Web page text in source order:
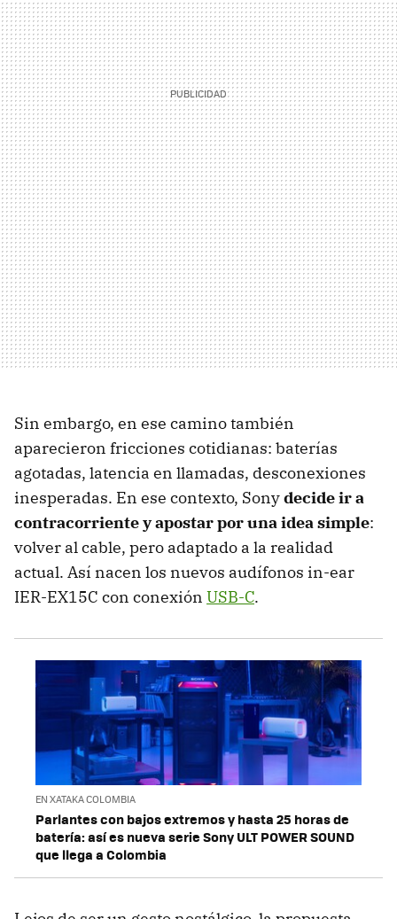
Sin embargo, en ese camino también
aparecieron fricciones cotidianas: baterías
agotadas, latencia en llamadas, desconexiones
inesperadas. En ese contexto, Sonydecide ir a
contracorriente y apostar por una idea simple:
volver al cable, pero adaptado a la realidad
actual. Así nacen los nuevos audífonos in-ear
IER-EX15C con conexión USB-C.
EN XATAKA COLOMBIA
Parlantes con bajos extremos y hasta 25 horas de
batería: así es nueva serie Sony ULT POWER SOUND
que llega a Colombia